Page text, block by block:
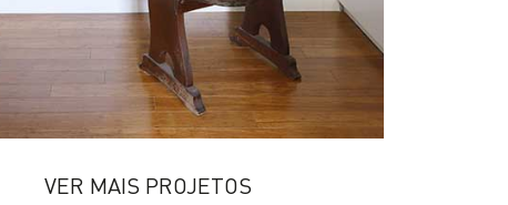
VER MAIS PROJETOS